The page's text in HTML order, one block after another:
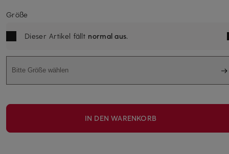
Größe
Dieser Artikel fällt normal aus.
Bitte Größe wählen
IN DEN WARENKORB